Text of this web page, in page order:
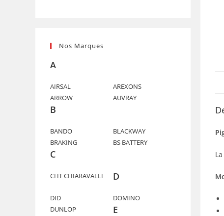
Nos Marques
A
AIRSAL
AREXONS
ARROW
AUVRAY
B
BANDO
BLACKWAY
BRAKING
BS BATTERY
C
CHT CHIARAVALLI D
DID
DOMINO
DUNLOP
E